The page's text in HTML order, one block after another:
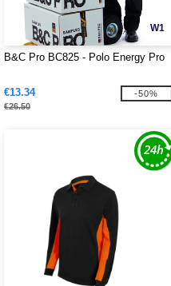
W1
B&C Pro BC825 - Polo Energy Pro
€13.34
€26.50
-50%